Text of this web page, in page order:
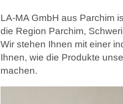
LA-MA GmbH aus Parchim
die Region Parchim,
Wir stehen Ihnen mit einer
Ihnen, wie die Produkte
machen.